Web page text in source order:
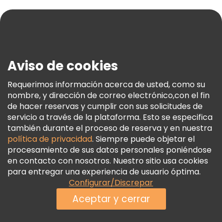
Ayuda
Términos E Información Legal
Política De Cookies
Freetour Premios
Programa De Fidelidad
Aviso de cookies
Requerimos información acerca de usted, como su
nombre, y dirección de correo electrónico,con el fin
de hacer reservas y cumplir con sus solicitudes de
servicio a través de la plataforma. Esto se especifica
también durante el proceso de reserva y en nuestra
política de privacidad. Siempre puede objetar el
procesamiento de sus datos personales poniéndose
en contacto con nosotros. Nuestro sitio usa cookies
para entregar una experiencia de usuario óptima.
Configurar/Discrepar
Aceptar y cerrar